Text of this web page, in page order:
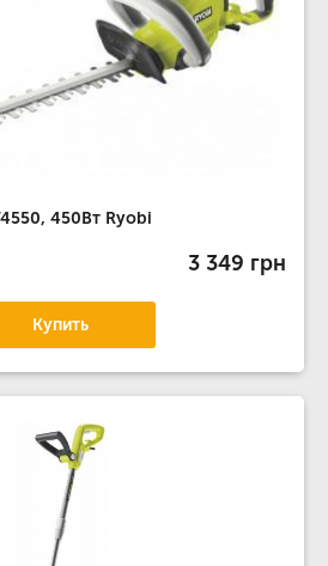
450Вт Ryobi
3 349 грн
Купить